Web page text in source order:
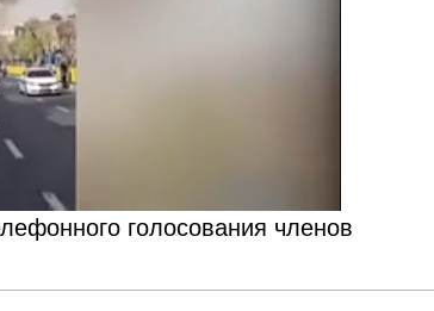
голосования членов